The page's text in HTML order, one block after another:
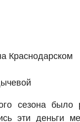
Краснодарском
сезона
эти деньги